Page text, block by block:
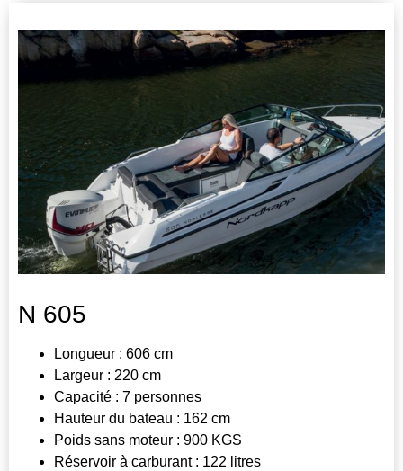
N 605
Longueur : 606 cm
Largeur : 220 cm
Capacité : 7 personnes
Hauteur du bateau : 162 cm
Poids sans moteur : 900 KGS
Réservoir à carburant : 122 litres